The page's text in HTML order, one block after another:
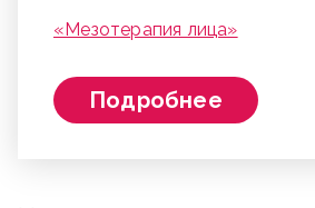
«Мезотерапия лица»
Подробнее